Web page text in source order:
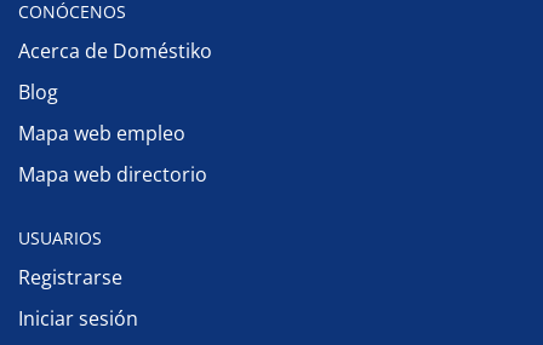
CONÓCENOS
Acerca de Doméstiko
Blog
Mapa web empleo
Mapa web directorio
USUARIOS
Registrarse
Iniciar sesión